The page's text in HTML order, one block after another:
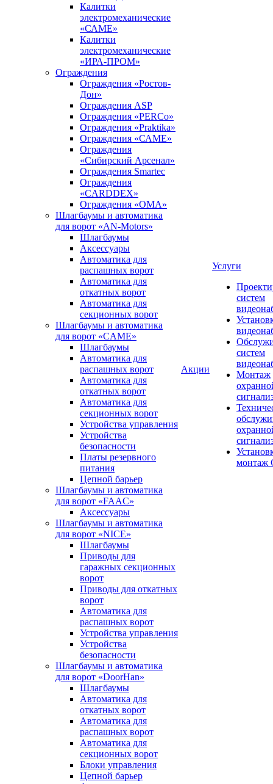
Калитки
электромеханические
«САМЕ»
Калитки
электромеханические
«ИРА-ПРОМ»
Ограждения
Ограждения «Ростов-
Дон»
Ограждения ASP
Ограждения «PERCo»
Ограждения «Praktika»
Ограждения «САМЕ»
Ограждения
«Сибирский Арсенал»
Ограждения Smartec
Ограждения
«CARDDEX»
Ограждения «ОМА»
Шлагбаумы и автоматика
для ворот «AN-Motors»
Шлагбаумы
Аксессуары
Автоматика для
распашных ворот
Автоматика для
откатных ворот
Автоматика для
секционных ворот
Шлагбаумы и автоматика
для ворот «CAME»
Шлагбаумы
Автоматика для
распашных ворот
Автоматика для
откатных ворот
Автоматика для
секционных ворот
Устройства управления
Устройства
безопасности
Платы резервного
питания
Цепной барьер
Шлагбаумы и автоматика
для ворот «FAAC»
Аксессуары
Шлагбаумы и автоматика
для ворот «NICE»
Шлагбаумы
Приводы для
гаражных секционных
ворот
Приводы для откатных
ворот
Автоматика для
распашных ворот
Устройства управления
Устройства
безопасности
Шлагбаумы и автоматика
для ворот «DoorHan»
Шлагбаумы
Автоматика для
откатных ворот
Автоматика для
распашных ворот
Автоматика для
секционных ворот
Блоки управления
Цепной барьер
Акции
Услуги
систем
систем
Монтаж
монтаж